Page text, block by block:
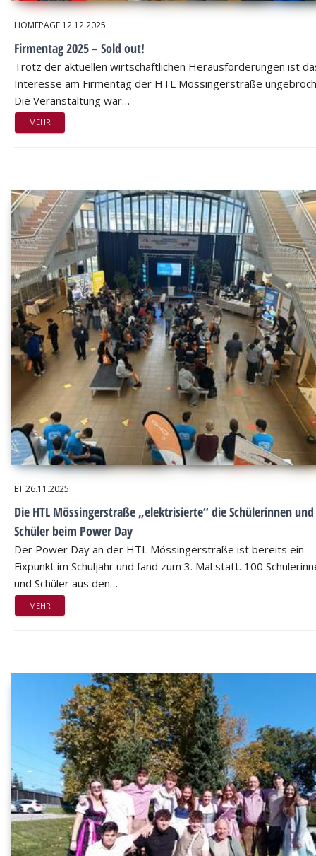
HOMEPAGE 12.12.2025
Firmentag 2025 – Sold out!
Trotz der aktuellen wirtschaftlichen Herausforderungen ist
Interesse am Firmentag der HTL Mössingerstraße
Die Veranstaltung war…
MEHR
ET26.11.2025
Die HTL Mössingerstraße „elektrisierte“ die Schülerinnen und
Schüler beim Power Day
Der Power Day an der HTL Mössingerstraße ist bereits ein
Fixpunkt im Schuljahr und fand zum 3. Mal statt. 100
und Schüler aus den…
MEHR